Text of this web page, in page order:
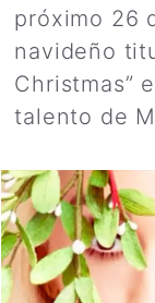
próximo 26
navideño
Christmas”
talento de